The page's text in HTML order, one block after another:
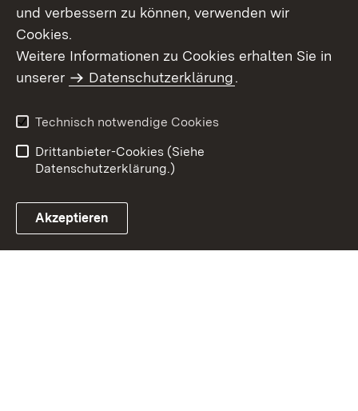
Benutzungshinweise
Erklärung zur
und verbessern zu können, verwenden wir
Cookies.
Weitere Informationen zu Cookies erhalten Sie in
unserer
Datenschutzerklärung.
Technisch notwendige Cookies
Drittanbieter-Cookies (Siehe
Datenschutzerklärung.)
Akzeptieren